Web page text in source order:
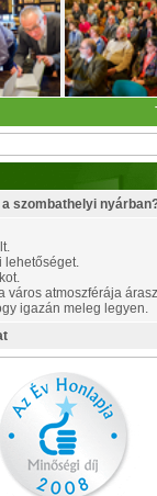
szombathelyi
lehetőséget.
város atmoszférája
igazán meleg legyen.